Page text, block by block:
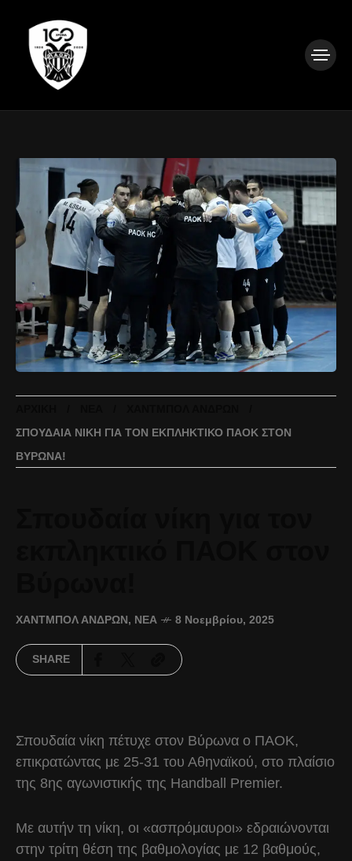
ΣΠΟΥΔΑΊΑ ΝΊΚΗ ΓΙΑ ΤΟΝ ΕΚΠΛΗΚΤΙΚΌ ΠΑΟΚ ΣΤΟΝ
ΒΎΡΩΝΑ!
ΧΆΝΤΜΠΟΛ ΑΝΔΡΏΝ, ΝΈΑ 8 Νοεμβρίου, 2025
SHARE
Σπουδαία νίκη πέτυχε στον Βύρωνα ο ΠΑΟΚ,
επικρατώντας με 25-31 του Αθηναϊκού, στο πλαίσιο
της 8ης αγωνιστικής της Handball Premier.
Με αυτήν τη νίκη, οι «ασπρόμαυροι» εδραιώνονται
στην τρίτη θέση της βαθμολογίας με 12 βαθμούς,